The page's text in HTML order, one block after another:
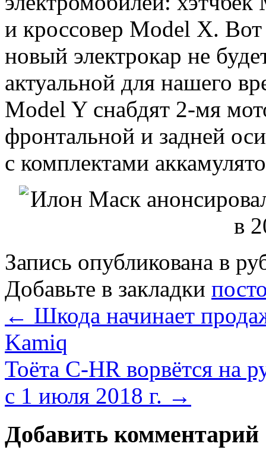
и кроссовер Model X. Вот
новый электрокар не
актуальной для нашего
Model Y снабдят 2-мя
фронтальной и задней
с комплектами
Запись опубликована в
Добавьте в закладки
← Шкода начинает
Kamiq
Тоёта C-HR ворвётся на
с 1 июля 2018 г. →
Добавить комментарий